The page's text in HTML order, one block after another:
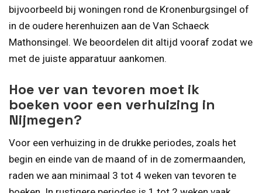
bijvoorbeeld bij woningen rond de Kronenburgsingel of
in de oudere herenhuizen aan de Van Schaeck
Mathonsingel. We beoordelen dit altijd vooraf zodat we
met de juiste apparatuur aankomen.
Hoe ver van tevoren moet ik
boeken voor een verhuizing in
Nijmegen?
Voor een verhuizing in de drukke periodes, zoals het
begin en einde van de maand of in de zomermaanden,
raden we aan minimaal 3 tot 4 weken van tevoren te